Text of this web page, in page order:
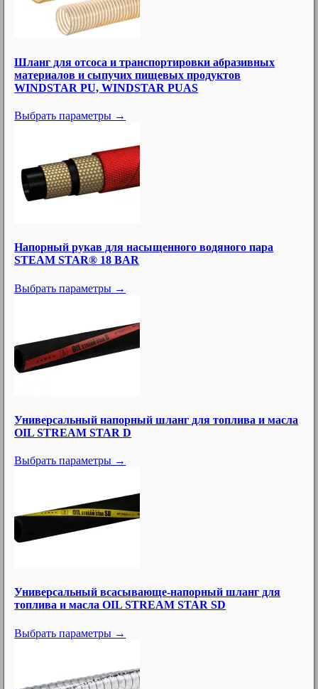
Шланг для отсоса и транспортировки абразивных
материалов и сыпучих пищевых продуктов
WINDSTAR PU, WINDSTAR PUAS
Выбрать параметры →
Напорный рукав для насыщенного водяного пара
STEAM STAR® 18 BAR
Выбрать параметры →
Универсальный напорный шланг для топлива и масла
OIL STREAM STAR D
Выбрать параметры →
Универсальный всасывающе-напорный шланг для
топлива и масла OIL STREAM STAR SD
Выбрать параметры →